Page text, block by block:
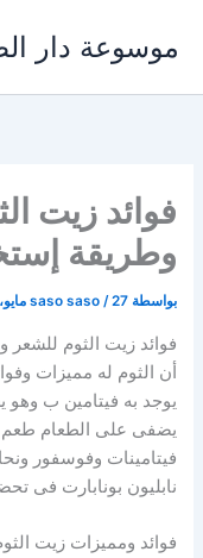
المحتوى
موسوعة دار
فوائد زيت
وطريقة
بواسطة saso saso /27 مايو، 2024
فوائد زيت الثوم
أن الثوم له مميزات
يوجد به فيتامين ب وهو
يضفى على الطعام طعم
فيتامينات وفوسفور
نابليون بونابارت فى
فوائد ومميزات زيت